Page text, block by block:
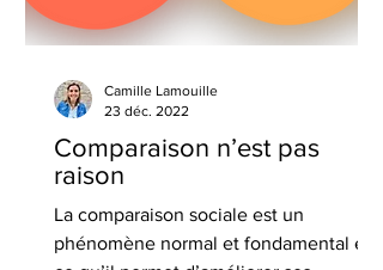
Comparaison n’est pas
raison
La comparaison sociale est un
phénomène normal et fondamental en
Camille Lamouille
23 déc. 2022